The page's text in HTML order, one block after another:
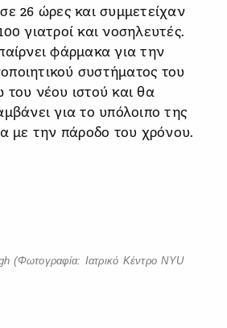
26 ώρες και συμμετείχαν
γιατροί και νοσηλευτές.
φάρμακα για την
συστήματος του
νέου ιστού και θα
για το υπόλοιπο της
με την πάροδο του χρόνου.
(Φωτογραφία: Ιατρικό Κέντρο NYU